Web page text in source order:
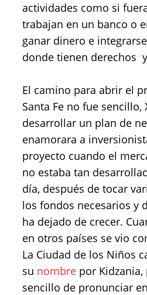
actividades como si
trabajan en un banco o
ganar dinero e
donde tienen derechos
El camino para abrir el
Santa Fe no fue sencillo,
desarrollar un plan de
enamorara a
proyecto cuando el
no estaba tan
día, después de tocar
los fondos necesarios y
ha dejado de crecer.
en otros países se vio
La Ciudad de los Niños
su nombre por
sencillo de pronunciar